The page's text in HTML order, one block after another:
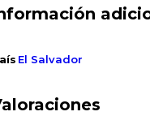
El Salvador